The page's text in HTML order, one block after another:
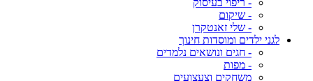
- ריפוי בעיסוק
- שיקום
- שלי זאנטקרן
לגני ילדים ומוסדות חינוך
- חגים ונושאים נלמדים
- מפות
משחקים וצעצועים